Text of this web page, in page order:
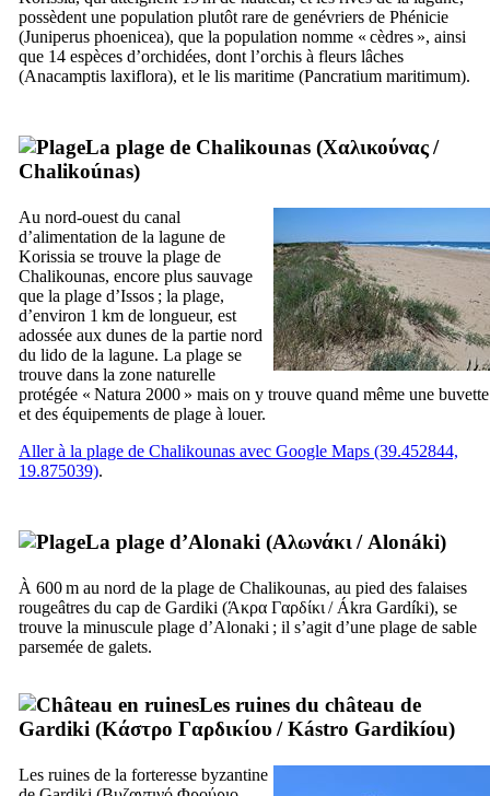
possèdent une population plutôt rare de genévriers de Phénicie
(Juniperus phoenicea), que la population nomme « cèdres », ainsi
que 14 espèces d’orchidées, dont l’orchis à fleurs lâches
(Anacamptis laxiflora), et le lis maritime (Pancratium maritimum).
La plage de Chalikounas (Χαλικούνας/
Chalikoúnas)
Au nord-ouest du canal
d’alimentation de la lagune de
Korissia se trouve la plage de
Chalikounas, encore plus sauvage
que la plage d’Issos ; la plage,
d’environ 1 km de longueur, est
adossée aux dunes de la partie nord
du lido de la lagune. La plage se
trouve dans la zone naturelle
protégée « Natura 2000 » mais on y trouve quand même une buvette
et des équipements de plage à louer.
Aller à la plage de Chalikounas avec Google Maps (39.452844,
19.875039).
La plage d’Alonaki (Αλωνάκι/ Alonáki)
À 600 m au nord de la plage de Chalikounas, au pied des falaises
rougeâtres du cap de Gardiki (Άκρα Γαρδίκι / Ákra Gardíki), se
trouve la minuscule plage d’Alonaki ; il s’agit d’une plage de sable
parsemée de galets.
Les ruines du château de
Gardiki (Κάστρο Γαρδικίου/Kástro Gardikíou)
Les ruines de la forteresse byzantine